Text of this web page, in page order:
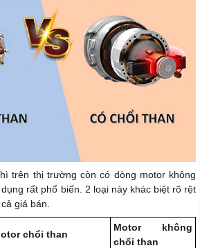
trên thị trường còn có dòng motor không
rất phổ biến. 2 loại này khác biệt rõ rệt
giá bán.
chổi than
Motor không
chổi than